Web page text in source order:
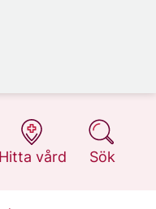
Hitta vård
på 1177.se
Sök
på 1177.se